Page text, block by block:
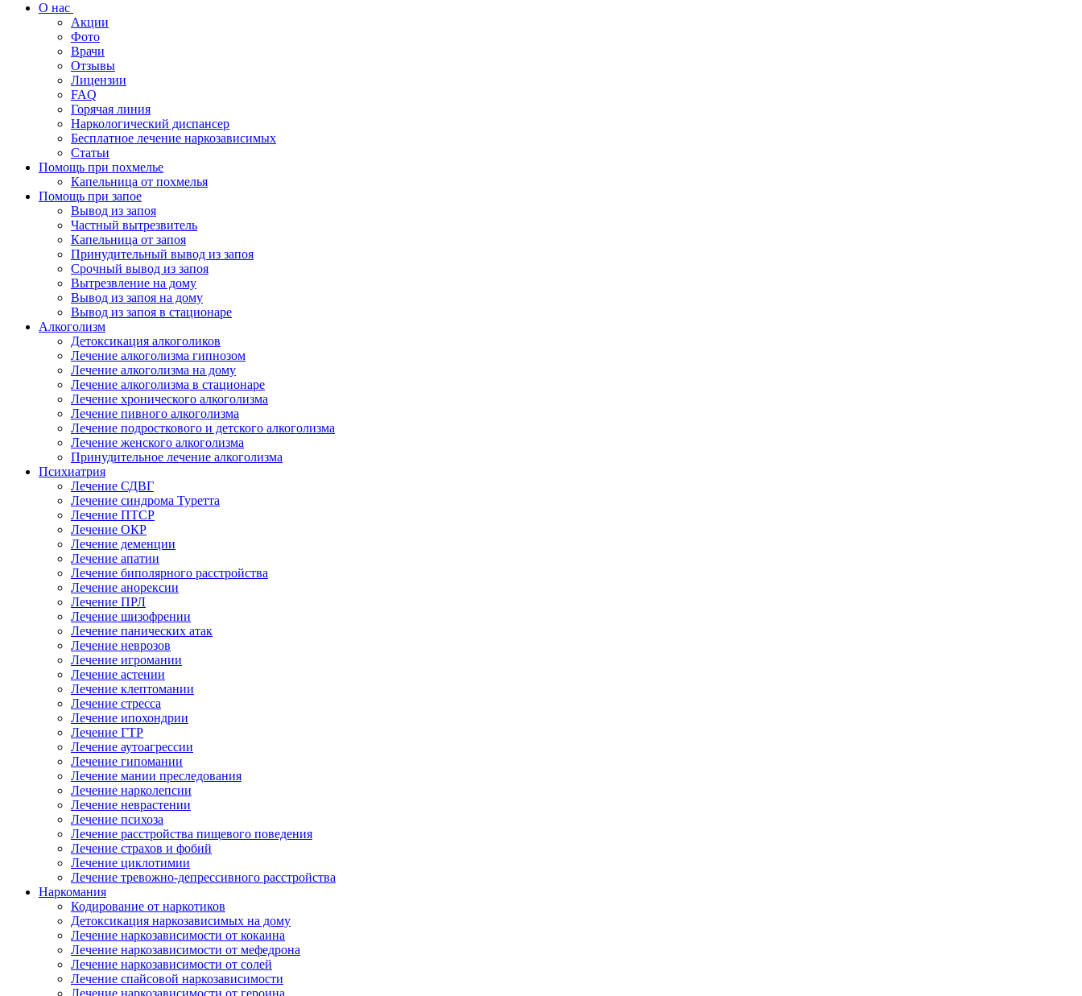
О нас
Акции
Фото
Врачи
Отзывы
Лицензии
FAQ
Горячая линия
Наркологический диспансер
Бесплатное лечение наркозависимых
Статьи
Помощь при похмелье
Капельница от похмелья
Помощь при запое
Вывод из запоя
Частный вытрезвитель
Капельница от запоя
Принудительный вывод из запоя
Срочный вывод из запоя
Вытрезвление на дому
Вывод из запоя на дому
Вывод из запоя в стационаре
Алкоголизм
Детоксикация алкоголиков
Лечение алкоголизма гипнозом
Лечение алкоголизма на дому
Лечение алкоголизма в стационаре
Лечение хронического алкоголизма
Лечение пивного алкоголизма
Лечение подросткового и детского алкоголизма
Лечение женского алкоголизма
Принудительное лечение алкоголизма
Психиатрия
Лечение СДВГ
Лечение синдрома Туретта
Лечение ПТСР
Лечение ОКР
Лечение деменции
Лечение апатии
Лечение биполярного расстройства
Лечение анорексии
Лечение ПРЛ
Лечение шизофрении
Лечение панических атак
Лечение неврозов
Лечение игромании
Лечение астении
Лечение клептомании
Лечение стресса
Лечение ипохондрии
Лечение ГТР
Лечение аутоагрессии
Лечение гипомании
Лечение мании преследования
Лечение нарколепсии
Лечение неврастении
Лечение психоза
Лечение расстройства пищевого поведения
Лечение страхов и фобий
Лечение циклотимии
Лечение тревожно-депрессивного расстройства
Наркомания
Кодирование от наркотиков
Детоксикация наркозависимых на дому
Лечение наркозависимости от кокаина
Лечение наркозависимости от мефедрона
Лечение наркозависимости от солей
Лечение спайсовой наркозависимости
Лечение наркозависимости от героина